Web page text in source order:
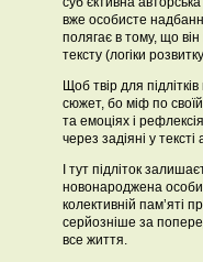
вже особисте
полягає в тому, що він
тексту (логіки
Щоб твір для
сюжет, бо міф по
та емоціях і
через задіяні у
І тут підліток
новонароджена
колективній пам’яті
серйозніше за
все життя.